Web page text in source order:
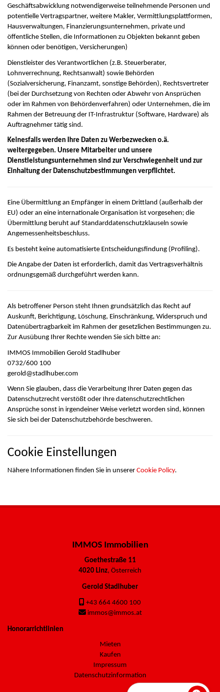
Geschäftsabwicklung notwendigerweise teilnehmende Personen und
potentielle Vertragspartner, weitere Makler, Vermittlungsplattformen,
Hausverwaltungen, Finanzierungsunternehmen, private und
öffentliche Stellen, die Informationen zu Objekten bekannt geben
können oder benötigen, Versicherungen)
Dienstleister des Verantwortlichen (z.B. Steuerberater,
Lohnverrechnung, Rechtsanwalt) sowie Behörden
(Sozialversicherung, Finanzamt, sonstige Behörden), Rechtsvertreter
(bei der Durchsetzung von Rechten oder Abwehr von Ansprüchen
oder im Rahmen von Behördenverfahren) oder Unternehmen, die im
Rahmen der Betreuung der IT-Infrastruktur (Software, Hardware) als
Auftragnehmer tätig sind.
Keinesfalls werden Ihre Daten zu Werbezwecken o.ä.
weitergegeben. Unsere Mitarbeiter und unsere
Dienstleistungsunternehmen sind zur Verschwiegenheit und zur
Einhaltung der Datenschutzbestimmungen verpflichtet.
Eine Übermittlung an Empfänger in einem Drittland (außerhalb der
EU) oder an eine internationale Organisation ist vorgesehen; die
Übermittlung beruht auf Standarddatenschutzklauseln sowie
Angemessenheitsbeschluss.
Es besteht keine automatisierte Entscheidungsfindung (Profiling).
Die Angabe der Daten ist erforderlich, damit das Vertragsverhältnis
ordnungsgemäß durchgeführt werden kann.
Als betroffener Person steht Ihnen grundsätzlich das Recht auf
Auskunft, Berichtigung, Löschung, Einschränkung, Widerspruch und
Datenübertragbarkeit im Rahmen der gesetzlichen Bestimmungen zu.
Zur Ausübung Ihrer Rechte wenden Sie sich bitte an:
IMMOS Immobilien Gerold Stadlhuber
0732/600 100
gerold@stadlhuber.com
Wenn Sie glauben, dass die Verarbeitung Ihrer Daten gegen das
Datenschutzrecht verstößt oder Ihre datenschutzrechtlichen
Ansprüche sonst in irgendeiner Weise verletzt worden sind, können
Sie sich bei der Datenschutzbehörde beschweren.
Cookie Einstellungen
Nähere Informationen finden Sie in unserer Cookie Policy.
IMMOS Immobilien
Goethestraße 11
4020 Linz, Österreich
Gerold Stadlhuber
+43 664 4600 100
immos@immos.at
Honorarrichtlinien
Mieten
Kaufen
Impressum
Datenschutzinformation